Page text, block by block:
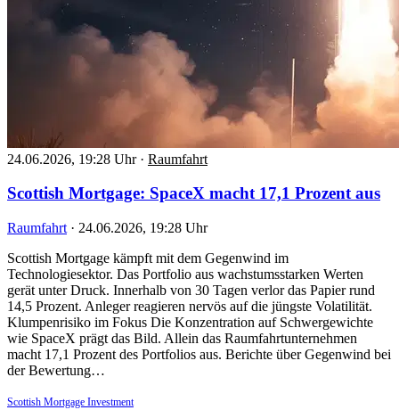
24.06.2026, 19:28 Uhr · Raumfahrt
Scottish Mortgage: SpaceX macht 17,1 Prozent aus
Raumfahrt · 24.06.2026, 19:28 Uhr
Scottish Mortgage kämpft mit dem Gegenwind im
Technologiesektor. Das Portfolio aus wachstumsstarken Werten
gerät unter Druck. Innerhalb von 30 Tagen verlor das Papier rund
14,5 Prozent. Anleger reagieren nervös auf die jüngste Volatilität.
Klumpenrisiko im Fokus Die Konzentration auf Schwergewichte
wie SpaceX prägt das Bild. Allein das Raumfahrtunternehmen
macht 17,1 Prozent des Portfolios aus. Berichte über Gegenwind bei
der Bewertung…
Scottish Mortgage Investment